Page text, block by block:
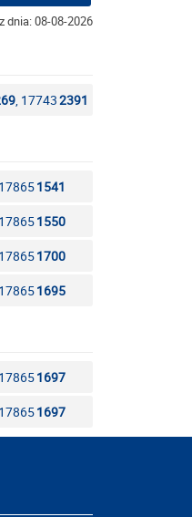
dnia: 08-08-2026
, 177432391
178651541
178651550
178651700
178651695
178651697
178651697